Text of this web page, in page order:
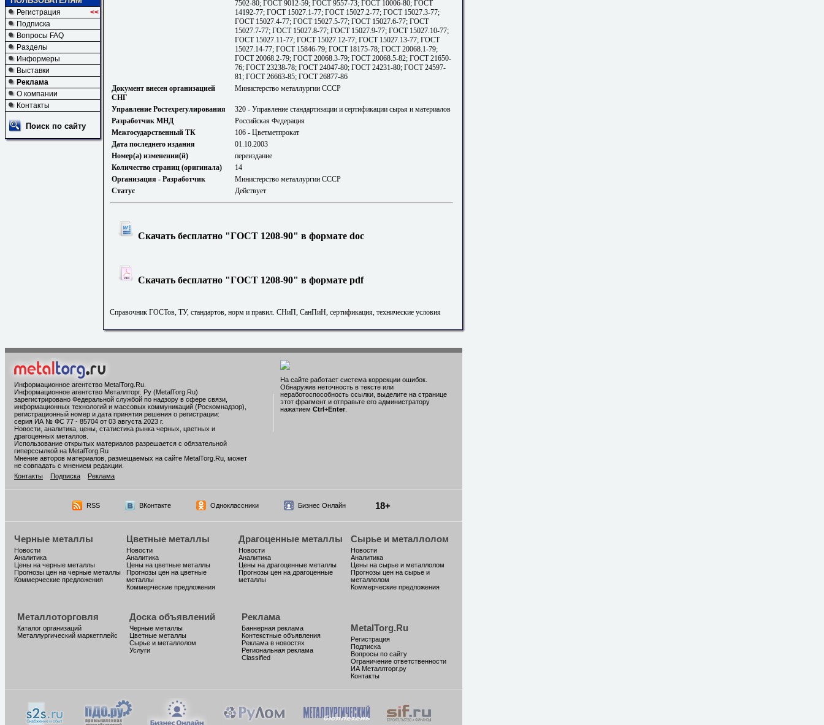
Регистрация
<<
Подписка
Вопросы FAQ
Разделы
Информеры
Выставки
Реклама
О компании
Контакты
Поиск по сайту
7502-80; ГОСТ 9012-59; ГОСТ 9557-73; ГОСТ 10006-80; ГОСТ
14192-77; ГОСТ 15027.1-77; ГОСТ 15027.2-77; ГОСТ 15027.3-77;
ГОСТ 15027.4-77; ГОСТ 15027.5-77; ГОСТ 15027.6-77; ГОСТ
15027.7-77; ГОСТ 15027.8-77; ГОСТ 15027.9-77; ГОСТ 15027.10-77;
ГОСТ 15027.11-77; ГОСТ 15027.12-77; ГОСТ 15027.13-77; ГОСТ
15027.14-77; ГОСТ 15846-79; ГОСТ 18175-78; ГОСТ 20068.1-79;
ГОСТ 20068.2-79; ГОСТ 20068.3-79; ГОСТ 20068.5-82; ГОСТ 21650-
76; ГОСТ 23238-78; ГОСТ 24047-80; ГОСТ 24231-80; ГОСТ 24597-
81; ГОСТ 26663-85; ГОСТ 26877-86
Документ внесен организацией
СНГ
Министерство металлургии СССР
Управление Ростехрегулирования
320 - Управление стандартизации и сертификации сырья и материалов
Разработчик МНД
Российская Федерация
Межгосударственный ТК
106 - Цветметпрокат
Дата последнего издания
01.10.2003
Номер(а) изменении(й)
переиздание
Количество страниц (оригинала)
14
Организация - Разработчик
Министерство металлургии СССР
Статус
Действует
Скачать бесплатно "ГОСТ 1208-90" в формате doc
Скачать бесплатно "ГОСТ 1208-90" в формате pdf
Справочник ГОСТов, ТУ, стандартов, норм и правил. СНиП, СанПиН, сертификация, технические условия
Информационное агентство MetalTorg.Ru
Информационное агентство Металлторг. Ру (MetalTorg.Ru)
зарегистрировано Федеральной службой по надзору в сфере связи,
информационных технологий и массовых коммуникаций (Роскомнадзор),
регистрационный номер и дата принятия решения о регистрации:
серия ИА № ФС 77 - 85704 от 03 августа 2023 г.
Новости, аналитика, цены, статистика рынка черных, цветных и
драгоценных металлов.
Использование открытых материалов разрешается с обязательной
гиперссылкой на MetalTorg.Ru
Мнение авторов материалов, размещаемых на сайте MetalTorg.Ru, может
не совпадать с мнением редакции.
Контакты
Подписка Реклама
На сайте работает система коррекции ошибок.
Обнаружив неточность в тексте или
неработоспособность ссылки, выделите на странице
этот фрагмент и отправьте его администратору
нажатием Ctrl+Enter
RSS ВКонтакте Одноклассники Бизнес Онлайн 18+
Черные металлы
Новости
Аналитика
Цены на черные металлы
Прогнозы цен на черные металлы
Коммерческие предложения
Цветные металлы
Новости
Аналитика
Цены на цветные металлы
Прогнозы цен на цветные
металлы
Коммерческие предложения
Драгоценные металлы
Новости
Аналитика
Цены на драгоценные металлы
Прогнозы цен на драгоценные
металлы
Сырье и металлолом
Новости
Аналитика
Цены на сырье и металлолом
Прогнозы цен на сырье и
металлолом
Коммерческие предложения
Металлоторговля
Каталог организаций
Металлургический маркетплейс
Доска объявлений
Черные металлы
Цветные металлы
Сырье и металлолом
Услуги
Реклама
Баннерная реклама
Контекстные объявления
Реклама в новостях
Региональная реклама
Classified
MetalTorg.Ru
Регистрация
Подписка
Вопросы по сайту
Ограничение ответственности
ИА Металлторг.ру
Контакты